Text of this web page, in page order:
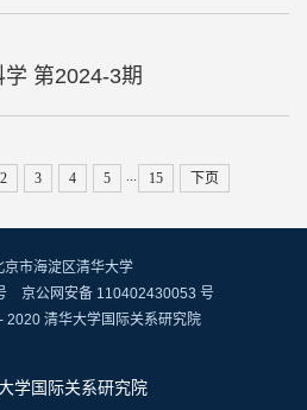
学 第2024-3期
2 3 4 5 ... 15 下页
京市海淀区清华大学
京公网安备 110402430053 号
清华大学国际关系研究院
学国际关系研究院